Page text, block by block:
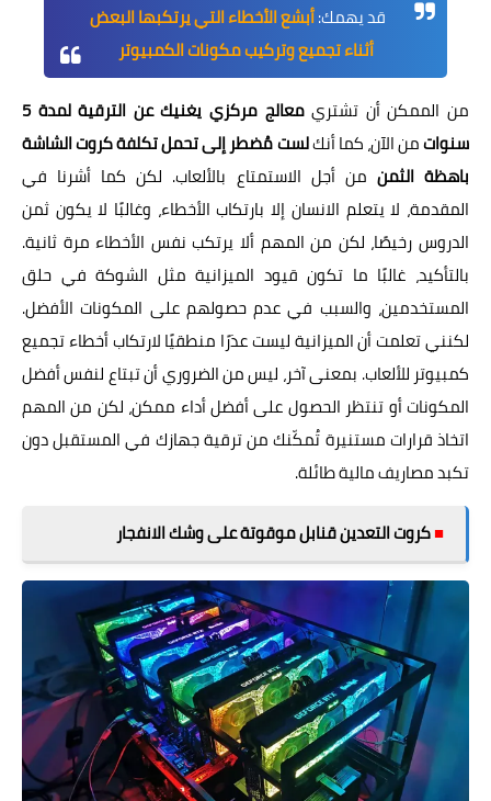
قد يهمك:أبشع الأخطاء التي يرتكبها البعض
أثناء تجميع وتركيب مكونات الكمبيوتر
من الممكن أن تشتري
معالج مركزي يغنيك عن الترقية لمدة 5
سنواتمن الآن، كما أنكلست مُضطر إلى تحمل تكلفة كروت الشاشة
باهظة الثمن من أجل الاستمتاع بالألعاب. لكن كما أشرنا في
المقدمة، لا يتعلم الانسان إلا بارتكاب الأخطاء، وغالبًا لا يكون ثمن
الدروس رخيصًا، لكن من المهم ألا يرتكب نفس الأخطاء مرة ثانية.
بالتأكيد، غالبًا ما تكون قيود الميزانية مثل الشوكة في حلق
المستخدمين، والسبب في عدم حصولهم على المكونات الأفضل.
لكنني تعلمت أن الميزانية ليست عذرًا منطقيًا لارتكاب أخطاء تجميع
كمبيوتر للألعاب. بمعنى آخر، ليس من الضروري أن تبتاع لنفس أفضل
المكونات أو تنتظر الحصول على أفضل أداء ممكن، لكن من المهم
اتخاذ قرارات مستنيرة تُمكّنك من ترقية جهازك في المستقبل دون
تكبد مصاريف مالية طائلة.
■كروت التعدين قنابل موقوتة على وشك الانفجار